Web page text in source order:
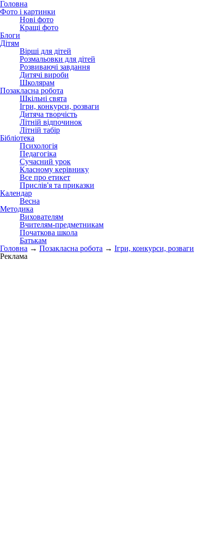
Головна
Фото і картинки
Нові фото
Кращі фото
Блоги
Дітям
Вірші для дітей
Розмальовки для дітей
Розвиваючі завдання
Дитячі вироби
Школярам
Позакласна робота
Шкільні свята
Ігри, конкурси, розваги
Дитяча творчість
Літній відпочинок
Літній табір
Бібліотека
Психологія
Педагогіка
Сучасний урок
Класному керівнику
Все про етикет
Прислів'я та приказки
Календар
Весна
Методика
Вихователям
Вчителям-предметникам
Початкова школа
Батькам
Головна → Позакласна робота → Ігри, конкурси, розваги
Реклама